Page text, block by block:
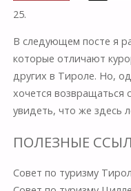
25.
В следующем посте я
которые отличают
других в Тироле. Но,
хочется возвращаться
увидеть, что же здесь
ПОЛЕЗНЫЕ
Совет по туризму